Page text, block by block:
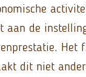
aan de
Het
dit niet